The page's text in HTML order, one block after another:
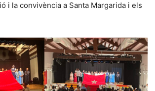
i la convivència a Santa Margarida i els